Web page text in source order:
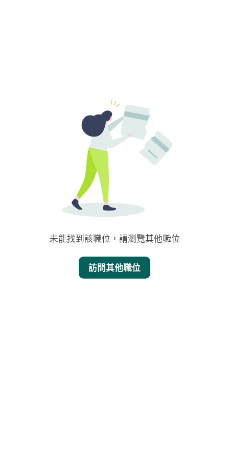
未能找到該職位，請瀏覽其他職位
訪問其他職位